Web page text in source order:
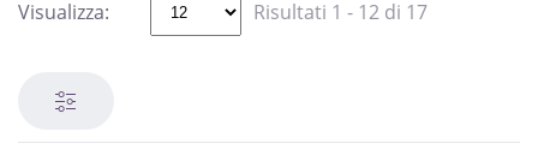
Visualizza: Risultati 1 - 12 di 17